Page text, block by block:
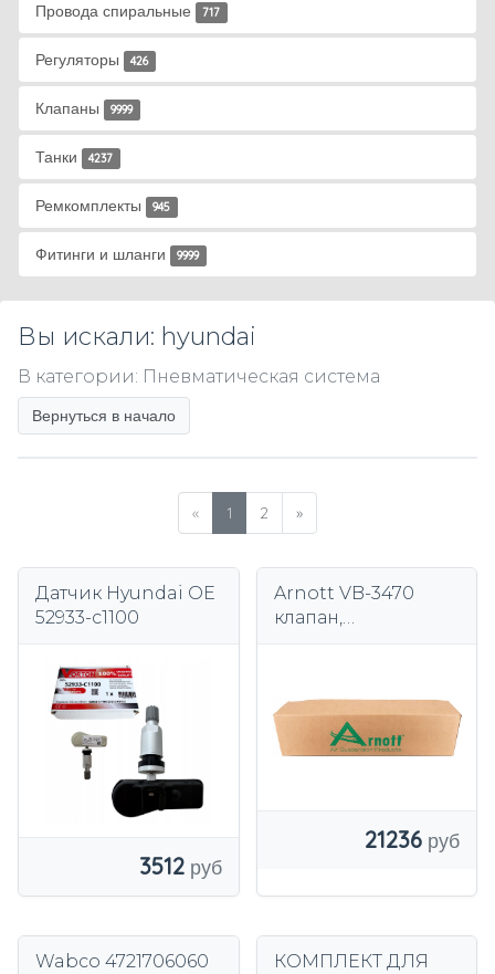
Провода спиральные 717
Регуляторы 426
Клапаны 9999
Танки 4237
Ремкомплекты 945
Фитинги и шланги 9999
Вы искали: hyundai
В категории: Пневматическая система
Вернуться в начало
« 1 2 »
Датчик Hyundai OE
52933-c1100
3512
Arnott VB-3470
клапан,
21236
Wabco 4721706060
КОМПЛЕКТ ДЛЯ